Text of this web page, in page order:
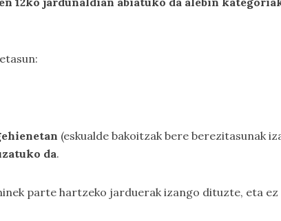
(eskualde bakoitzak bere berezitasunak
da.
parte hartzeko jarduerak izango dituzte, eta ez